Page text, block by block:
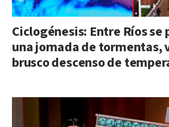
Ciclogénesis: Entre Ríos se
una jornada de tormentas,
brusco descenso de